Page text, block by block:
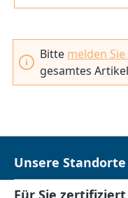
Bitte melden
gesamtes
Unsere Standorte
Für Sie zertifiziert